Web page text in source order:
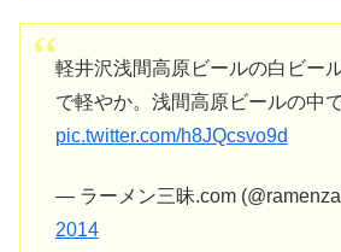
軽井沢浅間高原ビールの白ビー
で軽やか。浅間高原ビールの中
pic.twitter.com/h8JQcsvo9d
— ラーメン三昧.com
2014